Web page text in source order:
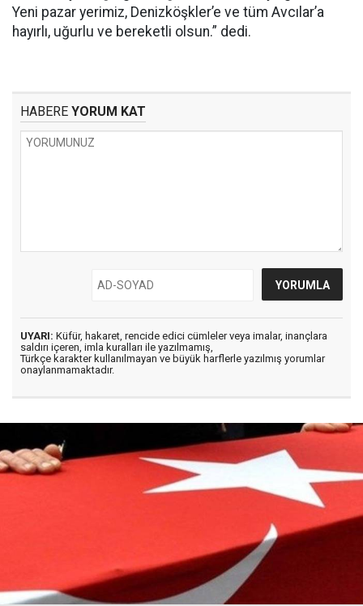
Yeni pazar yerimiz, Denizköşkler’e ve tüm Avcılar’a
hayırlı, uğurlu ve bereketli olsun.” dedi.
HABERE YORUM KAT
UYARI: Küfür, hakaret, rencide edici cümleler veya imalar, inançlara
saldırı içeren, imla kuralları ile yazılmamış,
Türkçe karakter kullanılmayan ve büyük harflerle yazılmış yorumlar
onaylanmamaktadır.